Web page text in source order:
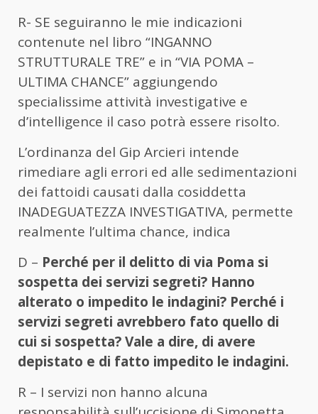
R- SE seguiranno le mie indicazioni
contenute nel libro “INGANNO
STRUTTURALE TRE” e in “VIA POMA –
ULTIMA CHANCE” aggiungendo
specialissime attività investigative e
d’intelligence il caso potrà essere risolto.
L’ordinanza del Gip Arcieri intende
rimediare agli errori ed alle sedimentazioni
dei fattoidi causati dalla cosiddetta
INADEGUATEZZA INVESTIGATIVA, permette
realmente l’ultima chance, indica
D – Perché per il delitto di via Poma si
sospetta dei servizi segreti? Hanno
alterato o impedito le indagini? Perché i
servizi segreti avrebbero fato quello di
cui si sospetta? Vale a dire, di avere
depistato e di fatto impedito le indagini.
R – I servizi non hanno alcuna